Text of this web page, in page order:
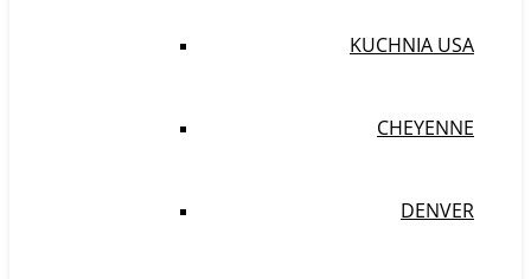
KUCHNIA USA
CHEYENNE
DENVER